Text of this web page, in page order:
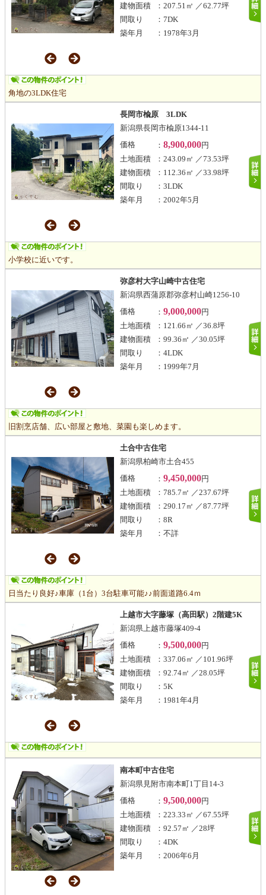
建物面積
：207.51㎡ ／62.77坪
間取り
：7DK
築年月
：1978年3月
角地の3LDK住宅
長岡市楡原 3LDK
新潟県長岡市楡原1344-11
価格
： 8,900,000円
土地面積
：243.09㎡ ／73.53坪
建物面積
：112.36㎡ ／33.98坪
間取り
：3LDK
築年月
：2002年5月
小学校に近いです。
弥彦村大字山崎中古住宅
新潟県西蒲原郡弥彦村山崎1256-10
価格
： 9,000,000円
土地面積
：121.66㎡ ／36.8坪
建物面積
：99.36㎡ ／30.05坪
間取り
：4LDK
築年月
：1999年7月
旧割烹店舗、広い部屋と敷地、菜園も楽しめます。
土合中古住宅
新潟県柏崎市土合455
価格
： 9,450,000円
土地面積
：785.7㎡ ／237.67坪
建物面積
：290.17㎡ ／87.77坪
間取り
：8R
築年月
：不詳
日当たり良好♪車庫（1台）3台駐車可能♪♪前面道路6.4ｍ
上越市大字藤塚（高田駅）2階建5K
新潟県上越市藤塚409-4
価格
： 9,500,000円
土地面積
：337.06㎡ ／101.96坪
建物面積
：92.74㎡ ／28.05坪
間取り
：5K
築年月
：1981年4月
南本町中古住宅
新潟県見附市南本町1丁目14-3
価格
： 9,500,000円
土地面積
：223.33㎡ ／67.55坪
建物面積
：92.57㎡ ／28坪
間取り
：4DK
築年月
：2006年6月